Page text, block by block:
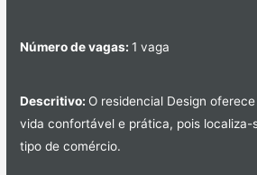
Número de vagas: 1 vaga
Descritivo: O residencial Design
vida confortável e prática, pois localiza-
tipo de comércio.